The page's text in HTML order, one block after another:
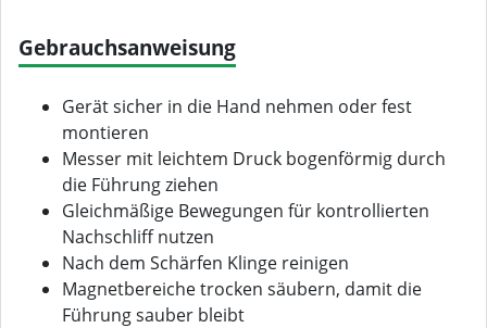
Gebrauchsanweisung
Gerät sicher in die Hand nehmen oder fest
montieren
Messer mit leichtem Druck bogenförmig durch
die Führung ziehen
Gleichmäßige Bewegungen für kontrollierten
Nachschliff nutzen
Nach dem Schärfen Klinge reinigen
Magnetbereiche trocken säubern, damit die
Führung sauber bleibt